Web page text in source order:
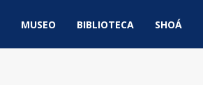
MUSEO BIBLIOTECA SHOÁ